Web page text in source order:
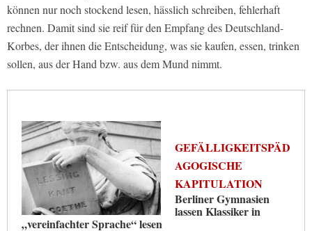
können nur noch stockend lesen, hässlich schreiben, fehlerhaft
rechnen. Damit sind sie reif für den Empfang des Deutschland-
Korbes, der ihnen die Entscheidung, was sie kaufen, essen, trinken
sollen, aus der Hand bzw. aus dem Mund nimmt.
GEFÄLLIGKEITSPÄD
AGOGISCHE
KAPITULATION
Berliner Gymnasien
lassen Klassiker in
„vereinfachter Sprache“ lesen